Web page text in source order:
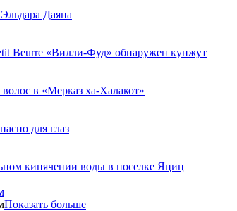
Даяна
Beurre «Вилли-Фуд» обнаружен кунжут
в «Мерказ ха-Халакот»
для глаз
кипячении воды в поселке Яциц
Показать больше